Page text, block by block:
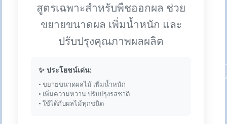
สูตรเฉพาะสำหรับพืชออกผล ช่วย
ขยายขนาดผล เพิ่มน้ำหนัก และ
ปรับปรุงคุณภาพผลผลิต
✨ ประโยชน์เด่น:
• ขยายขนาดผลไม้ เพิ่มน้ำหนัก
• เพิ่มความหวาน ปรับปรุงรสชาติ
• ใช้ได้กับผลไม้ทุกชนิด